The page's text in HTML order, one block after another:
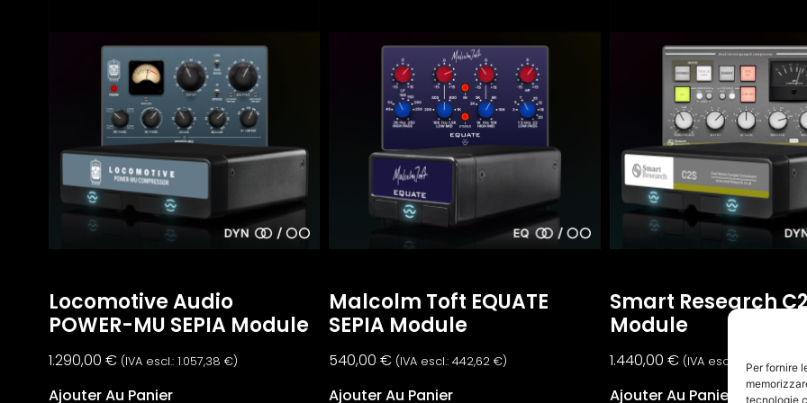
Per fornire
tecnologie
Locomotive Audio
POWER-MU SEPIA Module
1.290,00 € (IVA escl.: 1.057,38 €)
Ajouter Au Panier
Malcolm Toft EQUATE
SEPIA Module
540,00€ (IVA escl.:442,62€)
Ajouter Au Panier
Smart Research
Module
1.440,00 € (IVA escl.: 1.180,33 €
Ajouter Au Panier